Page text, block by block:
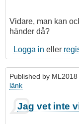
Vidare, man kan
händer då?
Logga in eller
Published by ML2018
länk
Jag vet inte